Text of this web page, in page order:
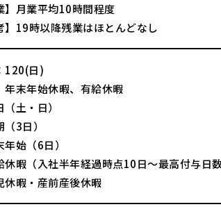
】月業平均10時間程度
】19時以降残業はほとんどなし
120(日)
年末年始休暇、有給休暇
土・日）
3日）
始（6日）
暇（入社半年経過時点10日～最高付与日数
暇・産前産後休暇